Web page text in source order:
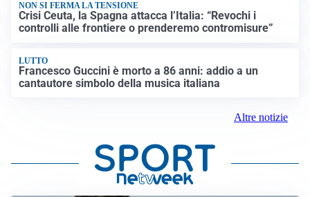
NON SI FERMA LA TENSIONE
Crisi Ceuta, la Spagna attacca l’Italia: “Revochi i
controlli alle frontiere o prenderemo contromisure”
LUTTO
Francesco Guccini è morto a 86 anni: addio a un
cantautore simbolo della musica italiana
Altre notizie